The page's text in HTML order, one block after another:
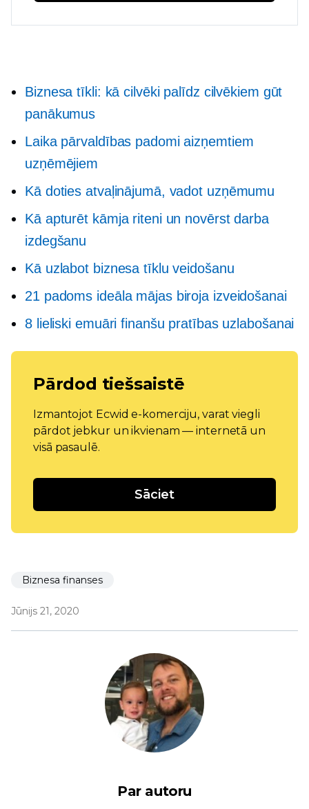
Biznesa tīkli: kā cilvēki palīdz cilvēkiem gūt
panākumus
Laika pārvaldības padomi aizņemtiem
uzņēmējiem
Kā doties atvaļinājumā, vadot uzņēmumu
Kā apturēt kāmja riteni un novērst darba
izdegšanu
Kā uzlabot biznesa tīklu veidošanu
21 padoms ideāla mājas biroja izveidošanai
8 lieliski emuāri finanšu pratības uzlabošanai
Pārdod tiešsaistē
Izmantojot Ecwid e-komerciju, varat viegli
pārdot jebkur un ikvienam — internetā un
visā pasaulē.
Sāciet
Biznesa finanses
Jūnijs 21, 2020
Par autoru